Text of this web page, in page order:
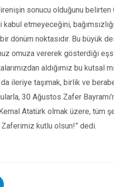
sonucu olduğunu belirten
etmeyeceğini,
dönüm noktasıdır. Bu büyük
omuza vererek gösterdiği
aldığımız bu kutsal
da ileriye taşımak, birlik ve
30 Ağustos Zafer
Atatürk olmak üzere, tüm
kutlu olsun!” dedi.